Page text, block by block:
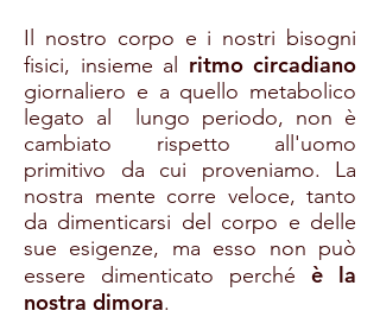
Il nostro corpo e i nostri bisogni
fisici, insieme al ritmo circadiano
giornaliero e a quello metabolico
legato al lungo periodo, non è
cambiato rispetto all'uomo
primitivo da cui proveniamo. La
nostra mente corre veloce, tanto
da dimenticarsi del corpo e delle
sue esigenze, ma esso non può
essere dimenticato perché è la
nostra dimora.